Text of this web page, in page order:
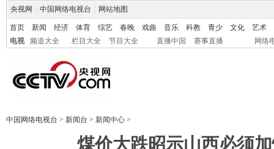
央视网 中国网络电视台 网站地图
首页 新闻 经济 体育 综艺 春晚 戏曲 音乐 科教 青少 文化
艺术
电视
频道大全 栏目大全 节目大全 直播中国 赛事直播 网络
中国网络电视台 > 新闻台 > 新闻中心 >
煤价大跌昭示山西必须